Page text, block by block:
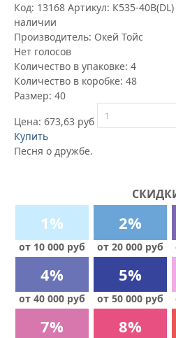
Код: 13168 Артикул: К535-40В(DL)
наличии
Производитель: Окей Тойс
Нет голосов
Количество в упаковке: 4
Количество в коробке: 48
Размер: 40
Цена: 673,63 руб
Купить
Песня о дружбе.
1%
от 10 000 руб
2%
от 20 000 руб
4%
от 40 000 руб
5%
от 50 000 руб
7% 8%